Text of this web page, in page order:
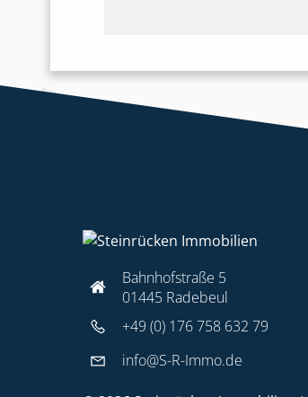
Bahnhofstraße 5
01445 Radebeul
+49 (0) 176 758 632 79
info@S-R-Immo.de